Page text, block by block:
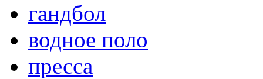
гандбол
водное поло
пресса